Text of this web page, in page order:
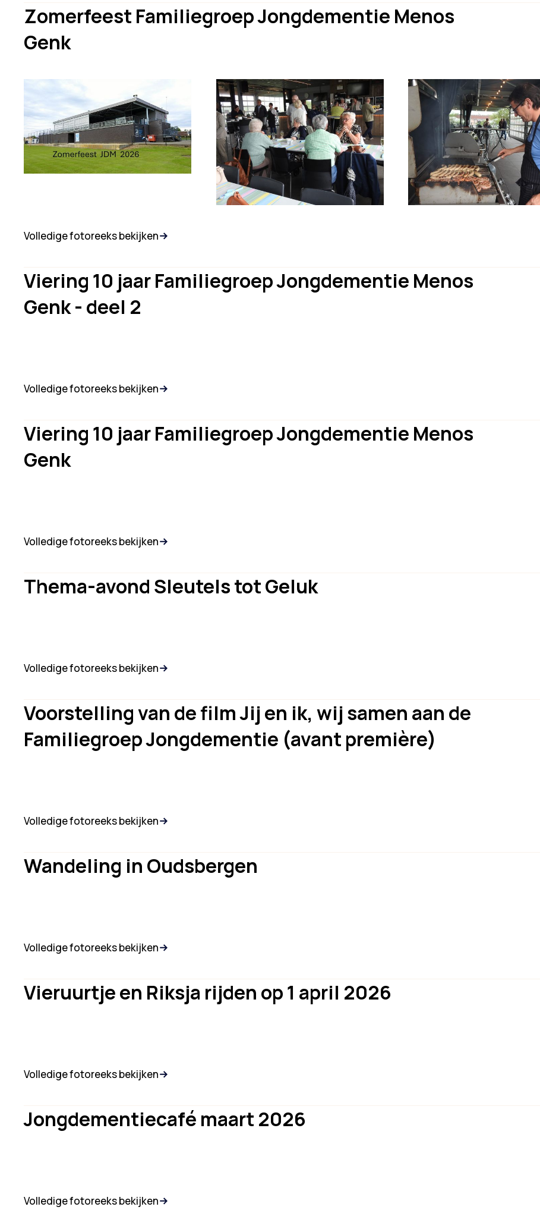
Zomerfeest Familiegroep Jongdementie Menos
Genk
Volledige fotoreeks bekijken
Viering 10 jaar Familiegroep Jongdementie Menos
Genk - deel 2
Volledige fotoreeks bekijken
Viering 10 jaar Familiegroep Jongdementie Menos
Genk
Volledige fotoreeks bekijken
Thema-avond Sleutels tot Geluk
Volledige fotoreeks bekijken
Voorstelling van de film Jij en ik, wij samen aan de
Familiegroep Jongdementie (avant première)
Volledige fotoreeks bekijken
Wandeling in Oudsbergen
Volledige fotoreeks bekijken
Vieruurtje en Riksja rijden op 1 april 2026
Volledige fotoreeks bekijken
Jongdementiecafé maart 2026
Volledige fotoreeks bekijken